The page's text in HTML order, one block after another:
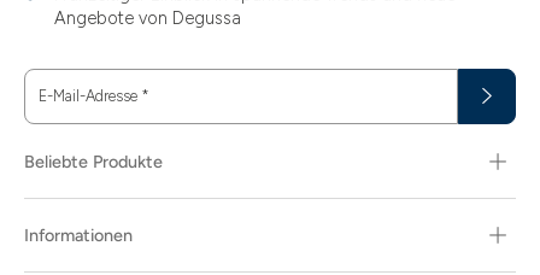
Angebote von Degussa
E-Mail-Adresse *
Beliebte Produkte
Informationen